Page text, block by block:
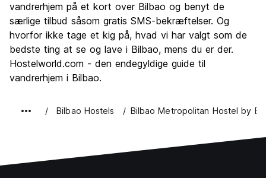
Værdi for pengene
vandrerhjem på et kort over Bilbao og benyt de
særlige tilbud såsom gratis SMS-bekræftelser. Og
hvorfor ikke tage et kig på, hvad vi har valgt som de
bedste ting at se og lave i Bilbao, mens du er der.
Hostelworld.com - den endegyldige guide til
vandrerhjem i Bilbao.
Bilbao Hostels Bilbao Metropolitan Hostel by